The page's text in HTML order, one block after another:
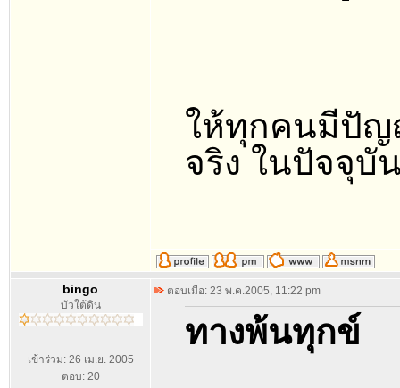
ให้ทุกคนมีปัญ
จริง ในปัจจุบั
bingo
บัวใต้ดิน
เข้าร่วม: 26 เม.ย. 2005
ตอบ: 20
ตอบเมื่อ: 23 พ.ค.2005, 11:22 pm
ทางพ้นทุกข์